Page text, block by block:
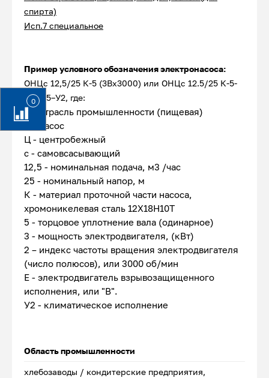
0
спирта)
Исп.7 специальное
Пример условного обозначения электронасоса:
ОНЦс 12,5/25 К-5 (3Вх3000) или ОНЦс 12.5/25 К-5-
3/2Е-5–У2, где:
О - отрасль промышленности (пищевая)
Н - насос
Ц - центробежный
с - самовсасывающий
12,5 - номинальная подача, м3 /час
25 - номинальный напор, м
К - материал проточной части насоса,
хромоникелевая сталь 12Х18Н10Т
5 - торцовое уплотнение вала (одинарное)
3 - мощность электродвигателя, (кВт)
2 – индекс частоты вращения электродвигателя
(число полюсов), или 3000 об/мин
Е - электродвигатель взрывозащищенного
исполнения, или "В".
У2 - климатическое исполнение
Область промышленности
хлебозаводы / кондитерские предприятия,